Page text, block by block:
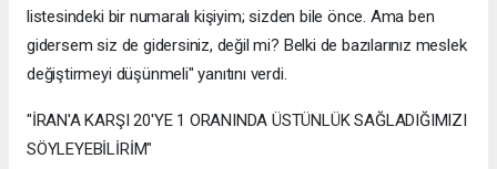
listesindeki bir numaralı kişiyim; sizden bile önce. Ama ben
gidersem siz de gidersiniz, değil mi? Belki de bazılarınız meslek
değiştirmeyi düşünmeli" yanıtını verdi.
"İRAN'A KARŞI 20'YE 1 ORANINDA ÜSTÜNLÜK SAĞLADIĞIMIZI
SÖYLEYEBİLİRİM"